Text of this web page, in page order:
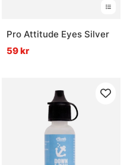
Pro Attitude Eyes Silver
59 kr